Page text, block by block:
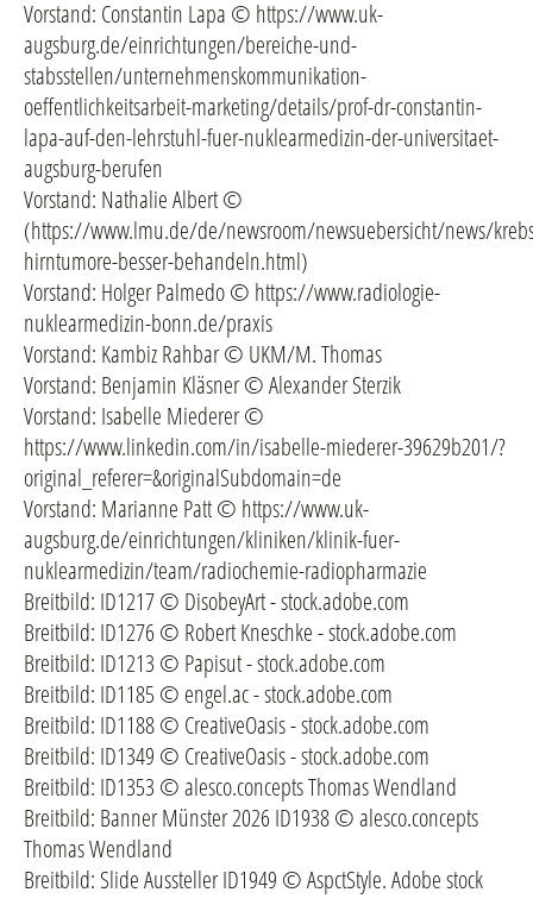
Vorstand: Constantin Lapa © https://www.uk-
augsburg.de/einrichtungen/bereiche-und-
stabsstellen/unternehmenskommunikation-
oeffentlichkeitsarbeit-marketing/details/prof-dr-constantin-
lapa-auf-den-lehrstuhl-fuer-nuklearmedizin-der-universitaet-
augsburg-berufen
Vorstand: Nathalie Albert ©
(https://www.lmu.de/de/newsroom/newsuebersicht/news/
hirntumore-besser-behandeln.html)
Vorstand: Holger Palmedo © https://www.radiologie-
nuklearmedizin-bonn.de/praxis
Vorstand: Kambiz Rahbar © UKM/M. Thomas
Vorstand: Benjamin Kläsner © Alexander Sterzik
Vorstand: Isabelle Miederer ©
https://www.linkedin.com/in/isabelle-miederer-39629b201/?
original_referer=&originalSubdomain=de
Vorstand: Marianne Patt © https://www.uk-
augsburg.de/einrichtungen/kliniken/klinik-fuer-
nuklearmedizin/team/radiochemie-radiopharmazie
Breitbild: ID1217 © DisobeyArt - stock.adobe.com
Breitbild: ID1276 © Robert Kneschke - stock.adobe.com
Breitbild: ID1213 © Papisut - stock.adobe.com
Breitbild: ID1185 © engel.ac - stock.adobe.com
Breitbild: ID1188 © CreativeOasis - stock.adobe.com
Breitbild: ID1349 © CreativeOasis - stock.adobe.com
Breitbild: ID1353 © alesco.concepts Thomas Wendland
Breitbild: Banner Münster 2026 ID1938 © alesco.concepts
Thomas Wendland
Breitbild: Slide Aussteller ID1949 © AspctStyle. Adobe stock